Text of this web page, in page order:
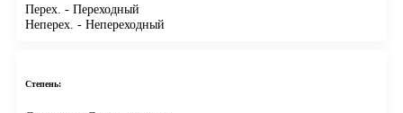
Перех. - Переходный
Неперех. - Непереходный
Степень: